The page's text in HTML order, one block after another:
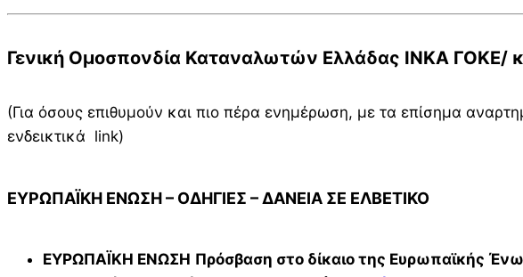
Γενική Ομοσπονδία Καταναλωτών Ελλάδας ΙΝΚΑ ΓΟΚΕ/
(Για όσους επιθυμούν και πιο πέρα ενημέρωση, με τα επίσημα
ενδεικτικά link)
ΕΥΡΩΠΑΪΚΗ ΕΝΩΣΗ – ΟΔΗΓΙΕΣ – ΔΑΝΕΙΑ ΣΕ ΕΛΒΕΤΙΚΟ
ΕΥΡΩΠΑΪΚΗ ΕΝΩΣΗ Πρόσβαση στο δίκαιο της Ευρωπαϊκής